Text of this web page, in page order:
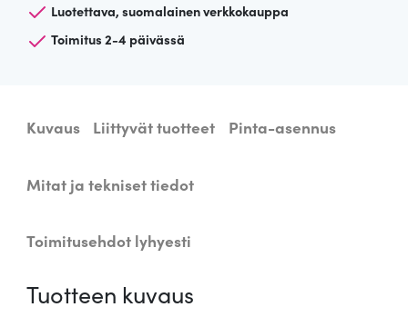
e
n
n
v
a
s
Luotettava, suomalainen verkkokauppa
Toimitus 2-4 päivässä
Kuvaus Liittyvät tuotteet Pinta-asennus
Mitat ja tekniset tiedot
Toimitusehdot lyhyesti
Tuotteen kuvaus